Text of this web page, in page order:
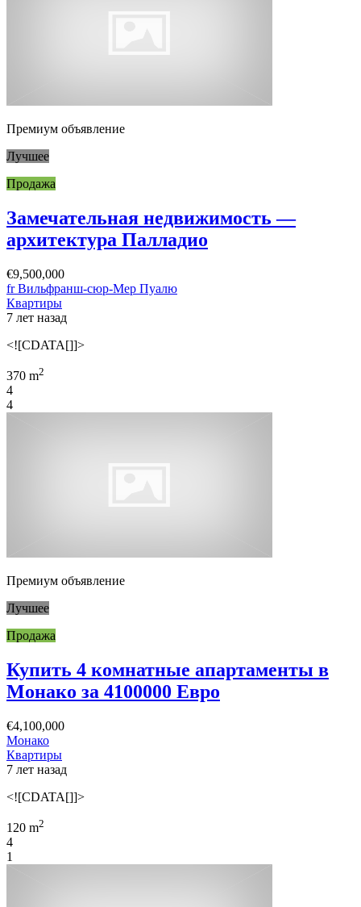
Премиум объявление
Лучшее
Продажа
Замечательная недвижимость —
архитектура Палладио
€9,500,000
fr Вильфранш-сюр-Мер Пуалю
Квартиры
7 лет назад
<![CDATA[]]>
370 m2
4
4
Премиум объявление
Лучшее
Продажа
Купить 4 комнатные апартаменты в
Монако за 4100000 Евро
€4,100,000
Монако
Квартиры
7 лет назад
<![CDATA[]]>
120 m2
4
1